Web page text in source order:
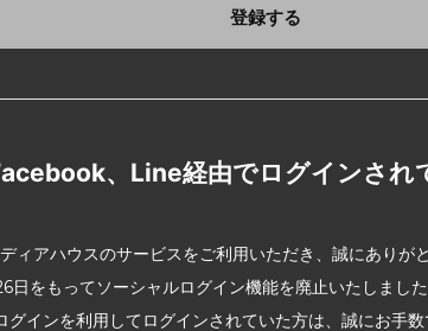
登録する
、Line経由でログインされ
ィアハウスのサービスをご利用いただき、誠にありが
日をもってソーシャルログイン機能を廃止いたしました
グインを利用してログインされていた方は、誠にお手